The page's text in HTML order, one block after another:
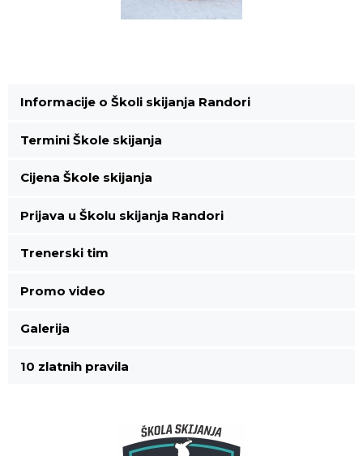
Informacije o Školi skijanja Randori
Termini Škole skijanja
Cijena Škole skijanja
Prijava u Školu skijanja Randori
Trenerski tim
Promo video
Galerija
10 zlatnih pravila